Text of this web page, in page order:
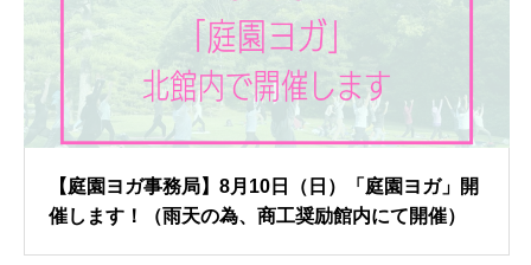
【庭園ヨガ事務局】8月10日（日）「庭園ヨガ」開
催します！（雨天の為、商工奨励館内にて開催）